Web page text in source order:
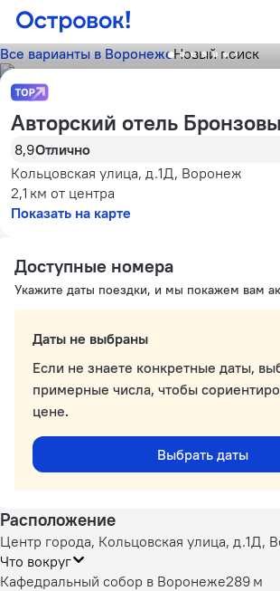
Все варианты в ВоронежеНовый поиск
Авторский отель
8,9Отлично
Кольцовская улица, д.1Д, Воронеж
2,1 км от центра
Показать на карте
Доступные номера
Укажите даты поездки, и мы покажем вам
Даты не выбраны
Если не знаете конкретные даты,
примерные числа, чтобы
цене.
Выбрать даты
Расположение
Центр города, Кольцовская улица, д.1Д,
Что вокруг
Кафедральный собор в Воронеже289 м